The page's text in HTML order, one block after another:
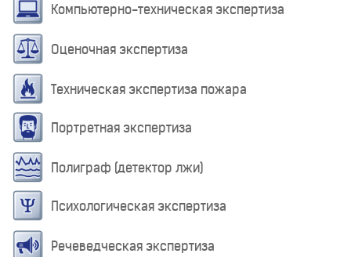
Компьютерно-техническая экспертиза
Оценочная экспертиза
Техническая экспертиза пожара
Портретная экспертиза
Полиграф (детектор лжи)
Психологическая экспертиза
Речеведческая экспертиза